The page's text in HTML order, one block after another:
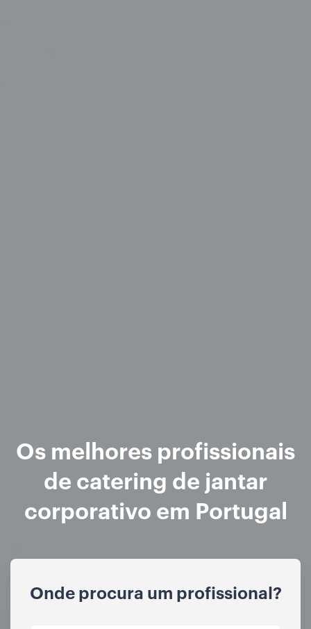
Os melhores profissionais
de catering de jantar
corporativo em Portugal
Onde procura um profissional?